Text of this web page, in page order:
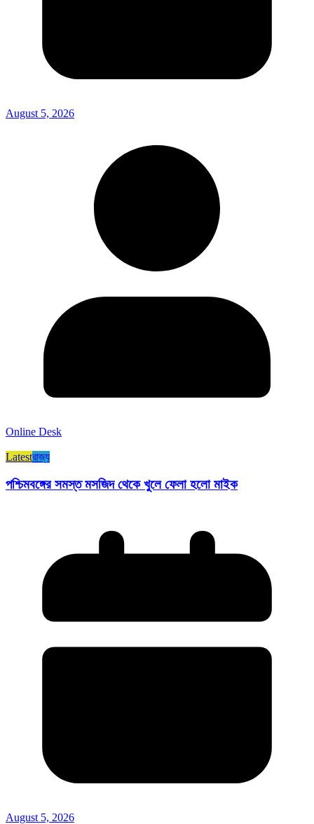
August 5, 2026
Online Desk
Latestরাজ্য​
পশ্চিমবঙ্গের সমস্ত মসজিদ থেকে খুলে ফেলা হলো মাইক
August 5, 2026